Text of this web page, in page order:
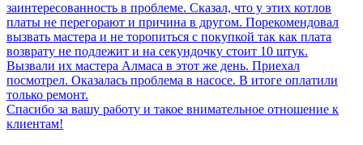
заинтересованность в проблеме. Сказал, что у этих котлов
платы не перегорают и причина в другом. Порекомендовал
вызвать мастера и не торопиться с покупкой так как плата
возврату не подлежит и на секундочку стоит 10 штук.
Вызвали их мастера Алмаса в этот же день. Приехал
посмотрел. Оказалась проблема в насосе. В итоге оплатили
только ремонт.
Спасибо за вашу работу и такое внимательное отношение к
клиентам!